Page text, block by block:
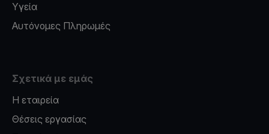
Υγεία
Αυτόνομες Πληρωμές
Σχετικά με εμάς
Η εταιρεία
Θέσεις εργασίας